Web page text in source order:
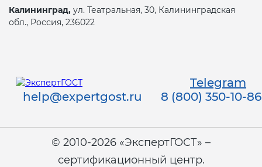
Калининград, ул. Театральная, 30, Калининградская
обл., Россия, 236022
Telegram
help@expertgost.ru
8 (800) 350-10-86
© 2010-2026 «ЭкспертГОСТ» –
сертификационный центр.